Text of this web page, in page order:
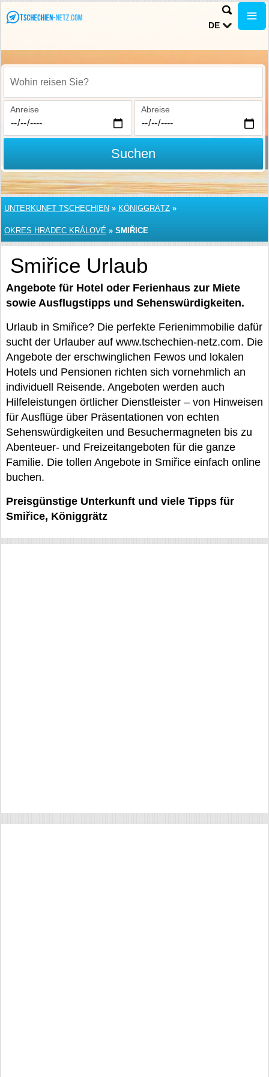
DE
Wohin reisen Sie?
Anreise Abreise
Suchen
UNTERKUNFT TSCHECHIEN » KÖNIGGRÄTZ »
OKRES HRADEC KRÁLOVÉ » SMIŘICE
Smiřice Urlaub
Angebote für Hotel oder Ferienhaus zur Miete
sowie Ausflugstipps und Sehenswürdigkeiten.
Urlaub in Smiřice? Die perfekte Ferienimmobilie dafür
sucht der Urlauber auf www.tschechien-netz.com. Die
Angebote der erschwinglichen Fewos und lokalen
Hotels und Pensionen richten sich vornehmlich an
individuell Reisende. Angeboten werden auch
Hilfeleistungen örtlicher Dienstleister – von Hinweisen
für Ausflüge über Präsentationen von echten
Sehenswürdigkeiten und Besuchermagneten bis zu
Abenteuer- und Freizeitangeboten für die ganze
Familie. Die tollen Angebote in Smiřice einfach online
buchen.
Preisgünstige Unterkunft und viele Tipps für
Smiřice, Königgrätz